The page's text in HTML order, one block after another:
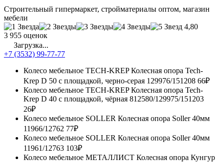
Строительный гипермаркет, стройматериалы оптом, магазин
мебели
4,80
3 955 оценок
Загрузка...
+7 (3532) 99-77-77
Колесо мебельное TECH-KREP Колесная опора Tech-
Krep D 50 с площадкой, черно-серая 129976/151208 66₽
Колесо мебельное TECH-KREP Колесная опора Tech-
Krep D 40 с площадкой, чёрная 812580/129975/151203
26₽
Колесо мебельное SOLLER Колесная опора Soller 40мм
11966/12762 77₽
Колесо мебельное SOLLER Колесная опора Soller 40мм
11961/12763 103₽
Колесо мебельное МЕТАЛЛИСТ Колесная опора Кунгур